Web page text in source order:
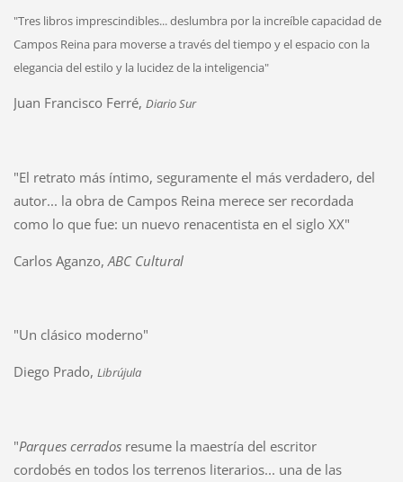
"Tres libros imprescindibles... deslumbra por la increíble capacidad de
Campos Reina para moverse a través del tiempo y el espacio con la
elegancia del estilo y la lucidez de la inteligencia"
Juan Francisco Ferré, Diario Sur
"El retrato más íntimo, seguramente el más verdadero, del
autor... la obra de Campos Reina merece ser recordada
como lo que fue: un nuevo renacentista en el siglo XX"
Carlos Aganzo, ABC Cultural
"Un clásico moderno"
Diego Prado, Librújula
"Parques cerrados resume la maestría del escritor
cordobés en todos los terrenos literarios... una de las